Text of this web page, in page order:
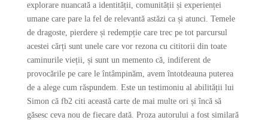
explorare nuancată a identității, comunității și experienței
umane care pare la fel de relevantă astăzi ca și atunci. Temele
de dragoste, pierdere și redempție care trec pe tot parcursul
acestei cărți sunt unele care vor rezona cu cititorii din toate
caminurile vieții, și sunt un memento că, indiferent de
provocările pe care le întâmpinăm, avem întotdeauna puterea
de a alege cum răspundem. Este un testimoniu al abilității lui
Simon că fb2 citi această carte de mai multe ori și încă să
găsesc ceva nou de fiecare dată. Proza autorului a fost similară